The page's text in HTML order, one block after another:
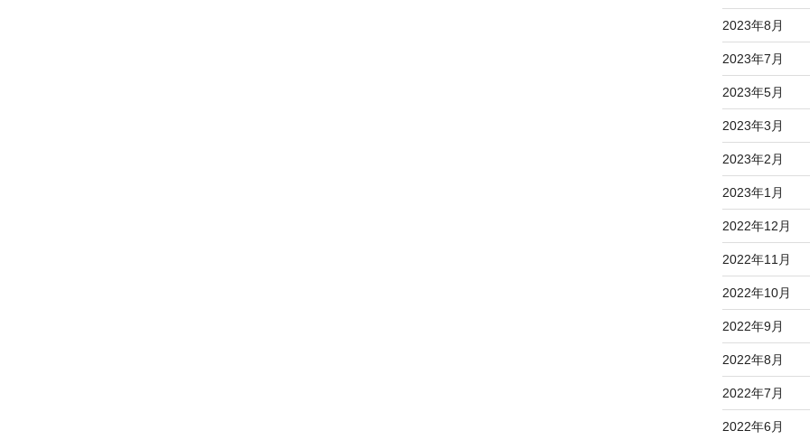
2023年8月
2023年7月
2023年5月
2023年3月
2023年2月
2023年1月
2022年12月
2022年11月
2022年10月
2022年9月
2022年8月
2022年7月
2022年6月